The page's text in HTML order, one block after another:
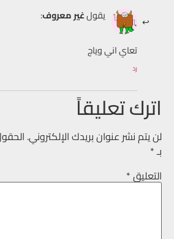
يقولغير معروف:
تعاي اني وياج
رد
اترك تعليقاً
لن يتم نشر عنوان بريدك الإلكتروني.
بـ*
التعليق*